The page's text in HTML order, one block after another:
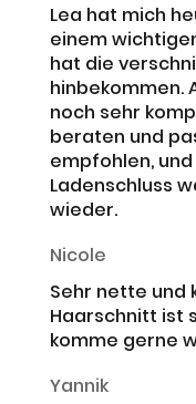
Lea hat mich
einem
hat die
hinbekommen.
noch sehr
beraten und
empfohlen,
Ladenschluss
wieder.
Nicole
Sehr nette und
Haarschnitt ist
komme gerne
Yannik